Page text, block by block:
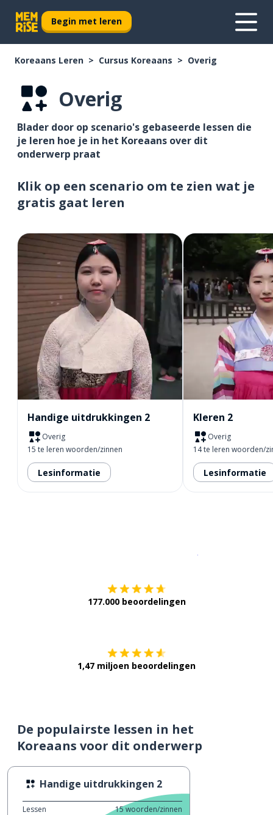
Begin met leren
Koreaans Leren Cursus Koreaans Overig
Overig
Blader door op scenario's gebaseerde lessen die
je leren hoe je in het Koreaans over dit
onderwerp praat
Klik op een scenario om te zien wat je
gratis gaat leren
Handige uitdrukkingen 2
Overig
15 te leren woorden/zinnen
Lesinformatie
Kleren 2
Overig
14 te leren woorden/
Lesinformatie
177.000 beoordelingen
1,47 miljoen beoordelingen
De populairste lessen in het
Koreaans voor dit onderwerp
Handige uitdrukkingen 2
Lessen 15woorden/zinnen